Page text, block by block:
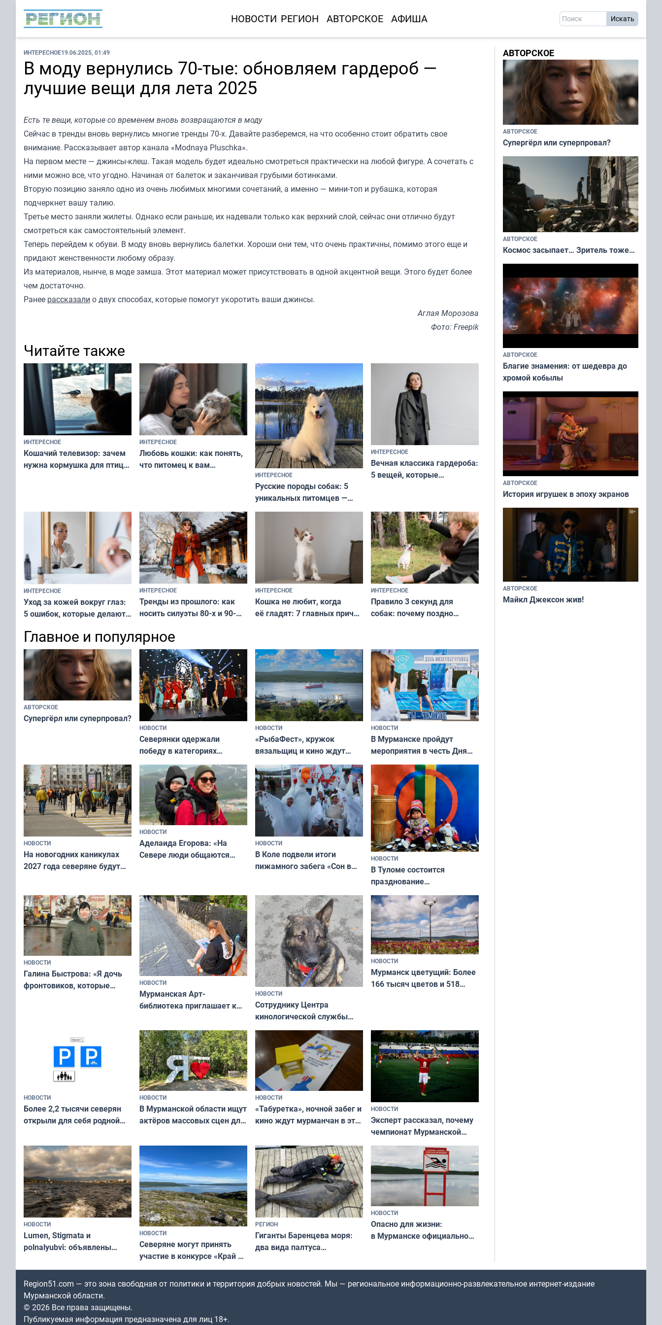
НОВОСТИ РЕГИОН АВТОРСКОЕ АФИША
ИНТЕРЕСНОЕ19.06.2025, 01:49
В моду вернулись 70-тые: обновляем гардероб —
лучшие вещи для лета 2025
Есть те вещи, которые со временем вновь возвращаются в моду
Сейчас в тренды вновь вернулись многие тренды 70-х. Давайте разберемся, на что особенно стоит обратить свое
внимание. Рассказывает автор канала «Modnaya Pluschka».
На первом месте — джинсы-клеш. Такая модель будет идеально смотреться практически на любой фигуре. А сочетать с
ними можно все, что угодно. Начиная от балеток и заканчивая грубыми ботинками.
Вторую позицию заняло одно из очень любимых многими сочетаний, а именно — мини-топ и рубашка, которая
подчеркнет вашу талию.
Третье место заняли жилеты. Однако если раньше, их надевали только как верхний слой, сейчас они отлично будут
смотреться как самостоятельный элемент.
Теперь перейдем к обуви. В моду вновь вернулись балетки. Хороши они тем, что очень практичны, помимо этого еще и
придают женственности любому образу.
Из материалов, нынче, в моде замша. Этот материал может присутствовать в одной акцентной вещи. Этого будет более
чем достаточно.
Ранее рассказали о двух способах, которые помогут укоротить ваши джинсы.
Аглая Морозова
Фото: Freepik
Читайте также
ИНТЕРЕСНОЕ
Кошачий телевизор: зачем
нужна кормушка для птиц
ИНТЕРЕСНОЕ
Любовь кошки: как понять,
что питомец к вам
ИНТЕРЕСНОЕ
Русские породы собак: 5
уникальных питомцев —
национальные сокровища
и характером
ИНТЕРЕСНОЕ
Вечная классика гардероба:
5 вещей, которые
и актуально в любой сезон
ИНТЕРЕСНОЕ
Уход за кожей вокруг глаз:
5 ошибок, которые делают
и вернуть свежий взгляд
без дорогих средств
ИНТЕРЕСНОЕ
Тренды из прошлого: как
носить силуэты 80-х и 90-
современно и стильно без
переплат
ИНТЕРЕСНОЕ
Кошка не любит, когда
её гладят: 7 главных причин
независимому питомцу
ИНТЕРЕСНОЕ
Правило 3 секунд для
собак: почему поздно
питомцу всё сразу и без
криков
Главное и популярное
АВТОРСКОЕ
Супергёрл или суперпровал?
НОВОСТИ
Северянки одержали
победу в категориях
всероссийского конкурса
«Мисс и Миссис Великая
Русь»
НОВОСТИ
«РыбаФест», кружок
вязальщиц и кино ждут
мурманчан в эти выходные
НОВОСТИ
В Мурманске пройдут
мероприятия в честь Дня
физкультурника
НОВОСТИ
На новогодних каникулах
2027 года северяне будут
НОВОСТИ
Аделаида Егорова: «На
Севере люди общаются
НОВОСТИ
В Коле подвели итоги
пижамного забега «Сон в
НОВОСТИ
В Туломе состоится
празднование
Международного дня
коренных народов мира
НОВОСТИ
Галина Быстрова: «Я дочь
фронтовиков, которые
НОВОСТИ
Мурманская Арт-
библиотека приглашает к
и фотографов
НОВОСТИ
Сотруднику Центра
кинологической службы
ищут новый дом
НОВОСТИ
Мурманск цветущий: Более
166 тысяч цветов и 518
НОВОСТИ
Более 2,2 тысячи северян
открыли для себя родной
«Туризм для своих»
НОВОСТИ
В Мурманской области ищут
актёров массовых сцен для
короткометражном фильме
НОВОСТИ
«Табуретка», ночной забег и
кино ждут мурманчан в эти
НОВОСТИ
Эксперт рассказал, почему
чемпионат Мурманской
области по футболу остался
незамеченным
НОВОСТИ
Lumen, Stigmata и
polnalyubvi: объявлены
«Имандра» в 2026 года
НОВОСТИ
Северяне могут принять
участие в конкурсе «Край у
северной границы: фотогид
по Печенгскому округу»
РЕГИОН
Гиганты Баренцева моря:
два вида палтуса
НОВОСТИ
Опасно для жизни:
в Мурманске официально
АВТОРСКОЕ
АВТОРСКОЕ
Супергёрл или суперпровал?
АВТОРСКОЕ
Космос засыпает… Зритель тоже…
АВТОРСКОЕ
Благие знамения: от шедевра до
хромой кобылы
АВТОРСКОЕ
История игрушек в эпоху экранов
АВТОРСКОЕ
Майкл Джексон жив!
Region51.com — это зона свободная от политики и территория добрых новостей. Мы — региональное информационно-развлекательное интернет-издание
Мурманской области.
© 2026 Все права защищены.
Публикуемая информация предназначена для лиц 18+.